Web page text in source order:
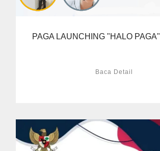
PAGA LAUNCHING "HALO PAGA"
Baca Detail